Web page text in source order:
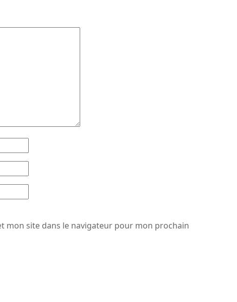
mon site dans le navigateur pour mon prochain